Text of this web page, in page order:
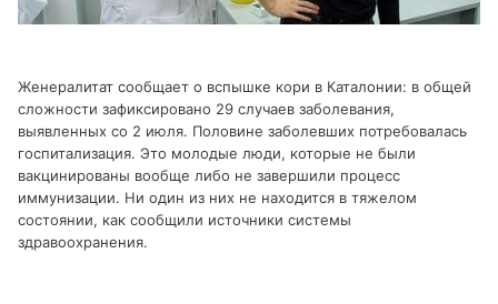
Женералитат сообщает о вспышке кори в Каталонии: в общей
сложности зафиксировано 29 случаев заболевания,
выявленных со 2 июля. Половине заболевших потребовалась
госпитализация. Это молодые люди, которые не были
вакцинированы вообще либо не завершили процесс
иммунизации. Ни один из них не находится в тяжелом
состоянии, как сообщили источники системы
здравоохранения.